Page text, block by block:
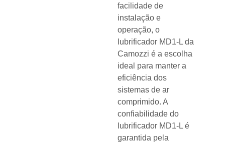
facilidade de
instalação e
operação, o
lubrificador MD1-L da
Camozzi é a escolha
ideal para manter a
eficiência dos
sistemas de ar
comprimido. A
confiabilidade do
lubrificador MD1-L é
garantida pela